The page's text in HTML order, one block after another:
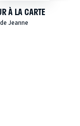
À LA CARTE
Jeanne